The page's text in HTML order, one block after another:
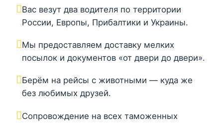
Вас везут два водителя по территории
России, Европы, Прибалтики и Украины.
Мы предоставляем доставку мелких
посылок и документов «от двери до двери».
Берём на рейсы с животными — куда же
без любимых друзей.
Сопровождение на всех таможенных